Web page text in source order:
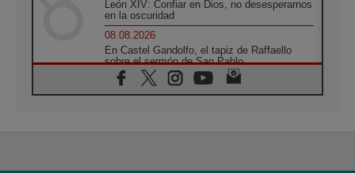
León XIV: Confiar en Dios, no desesperarnos
en la oscuridad
08.08.2026
En Castel Gandolfo, el tapiz de Raffaello
sobre el sermón de San Pablo
08.08.2026
En Colombia, «la paz no se compra con una